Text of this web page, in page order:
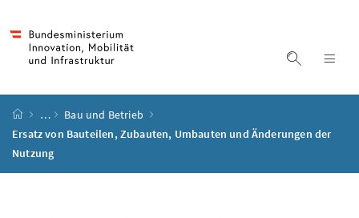
Suche
Startseite
…
Bau und Betrieb
Ersatz von Bauteilen, Zubauten, Umbauten und Änderungen der
Nutzung